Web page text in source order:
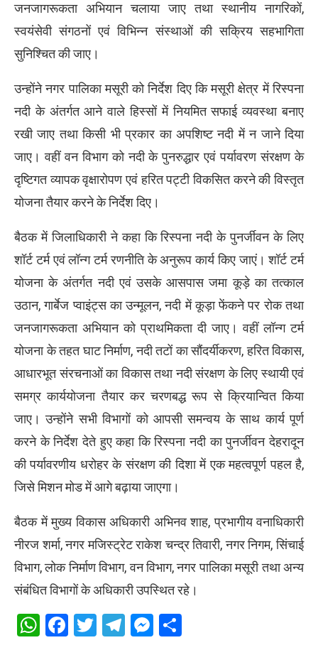
जनजागरूकता अभियान चलाया जाए तथा स्थानीय नागरिकों,
स्वयंसेवी संगठनों एवं विभिन्न संस्थाओं की सक्रिय सहभागिता
सुनिश्चित की जाए।
उन्होंने नगर पालिका मसूरी को निर्देश दिए कि मसूरी क्षेत्र में रिस्पना
नदी के अंतर्गत आने वाले हिस्सों में नियमित सफाई व्यवस्था बनाए
रखी जाए तथा किसी भी प्रकार का अपशिष्ट नदी में न जाने दिया
जाए। वहीं वन विभाग को नदी के पुनरुद्धार एवं पर्यावरण संरक्षण के
दृष्टिगत व्यापक वृक्षारोपण एवं हरित पट्टी विकसित करने की विस्तृत
योजना तैयार करने के निर्देश दिए।
बैठक में जिलाधिकारी ने कहा कि रिस्पना नदी के पुनर्जीवन के लिए
शॉर्ट टर्म एवं लॉन्ग टर्म रणनीति के अनुरूप कार्य किए जाएं। शॉर्ट टर्म
योजना के अंतर्गत नदी एवं उसके आसपास जमा कूड़े का तत्काल
उठान, गार्बेज प्वाइंट्स का उन्मूलन, नदी में कूड़ा फेंकने पर रोक तथा
जनजागरूकता अभियान को प्राथमिकता दी जाए। वहीं लॉन्ग टर्म
योजना के तहत घाट निर्माण, नदी तटों का सौंदर्यीकरण, हरित विकास,
आधारभूत संरचनाओं का विकास तथा नदी संरक्षण के लिए स्थायी एवं
समग्र कार्ययोजना तैयार कर चरणबद्ध रूप से क्रियान्वित किया
जाए। उन्होंने सभी विभागों को आपसी समन्वय के साथ कार्य पूर्ण
करने के निर्देश देते हुए कहा कि रिस्पना नदी का पुनर्जीवन देहरादून
की पर्यावरणीय धरोहर के संरक्षण की दिशा में एक महत्वपूर्ण पहल है,
जिसे मिशन मोड में आगे बढ़ाया जाएगा।
बैठक में मुख्य विकास अधिकारी अभिनव शाह, प्रभागीय वनाधिकारी
नीरज शर्मा, नगर मजिस्ट्रेट राकेश चन्द्र तिवारी, नगर निगम, सिंचाई
विभाग, लोक निर्माण विभाग, वन विभाग, नगर पालिका मसूरी तथा अन्य
संबंधित विभागों के अधिकारी उपस्थित रहे।
WhatsApp
Facebook
Twitter
Telegram
Messenger